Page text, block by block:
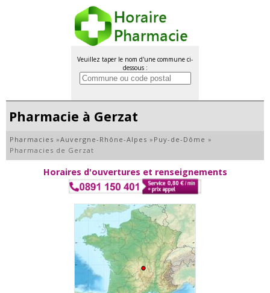
Veuillez taper le nom d'une commune ci-
dessous :
Pharmacie à Gerzat
Pharmacies »Auvergne-Rhône-Alpes » Puy-de-Dôme »
Pharmacies de Gerzat
Horaires d'ouvertures et renseignements